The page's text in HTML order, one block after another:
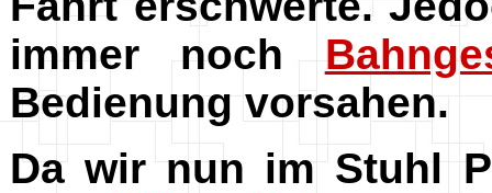
immer noch
Bedienung vorsahen.
Da wir nun im Stuhl